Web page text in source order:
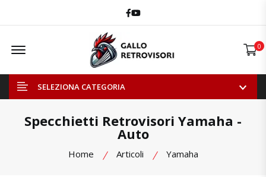
Facebook
Youtube
Offcanvas Menu Open 0
SELEZIONA CATEGORIA
Specchietti Retrovisori Yamaha -
Auto
Home Articoli Yamaha